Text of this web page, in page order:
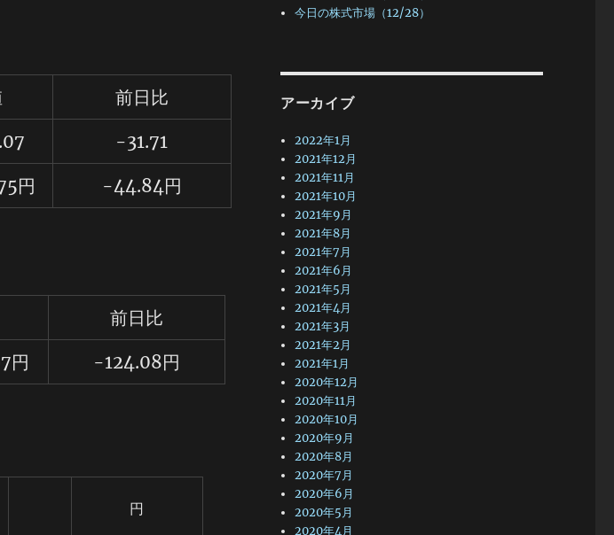
前日比
-31.71
円 -44.84円
前日比
円 -124.08円
円
今日の株式市場（12/28）
アーカイブ
2022年1月
2021年12月
2021年11月
2021年10月
2021年9月
2021年8月
2021年7月
2021年6月
2021年5月
2021年4月
2021年3月
2021年2月
2021年1月
2020年12月
2020年11月
2020年10月
2020年9月
2020年8月
2020年7月
2020年6月
2020年5月
2020年4月